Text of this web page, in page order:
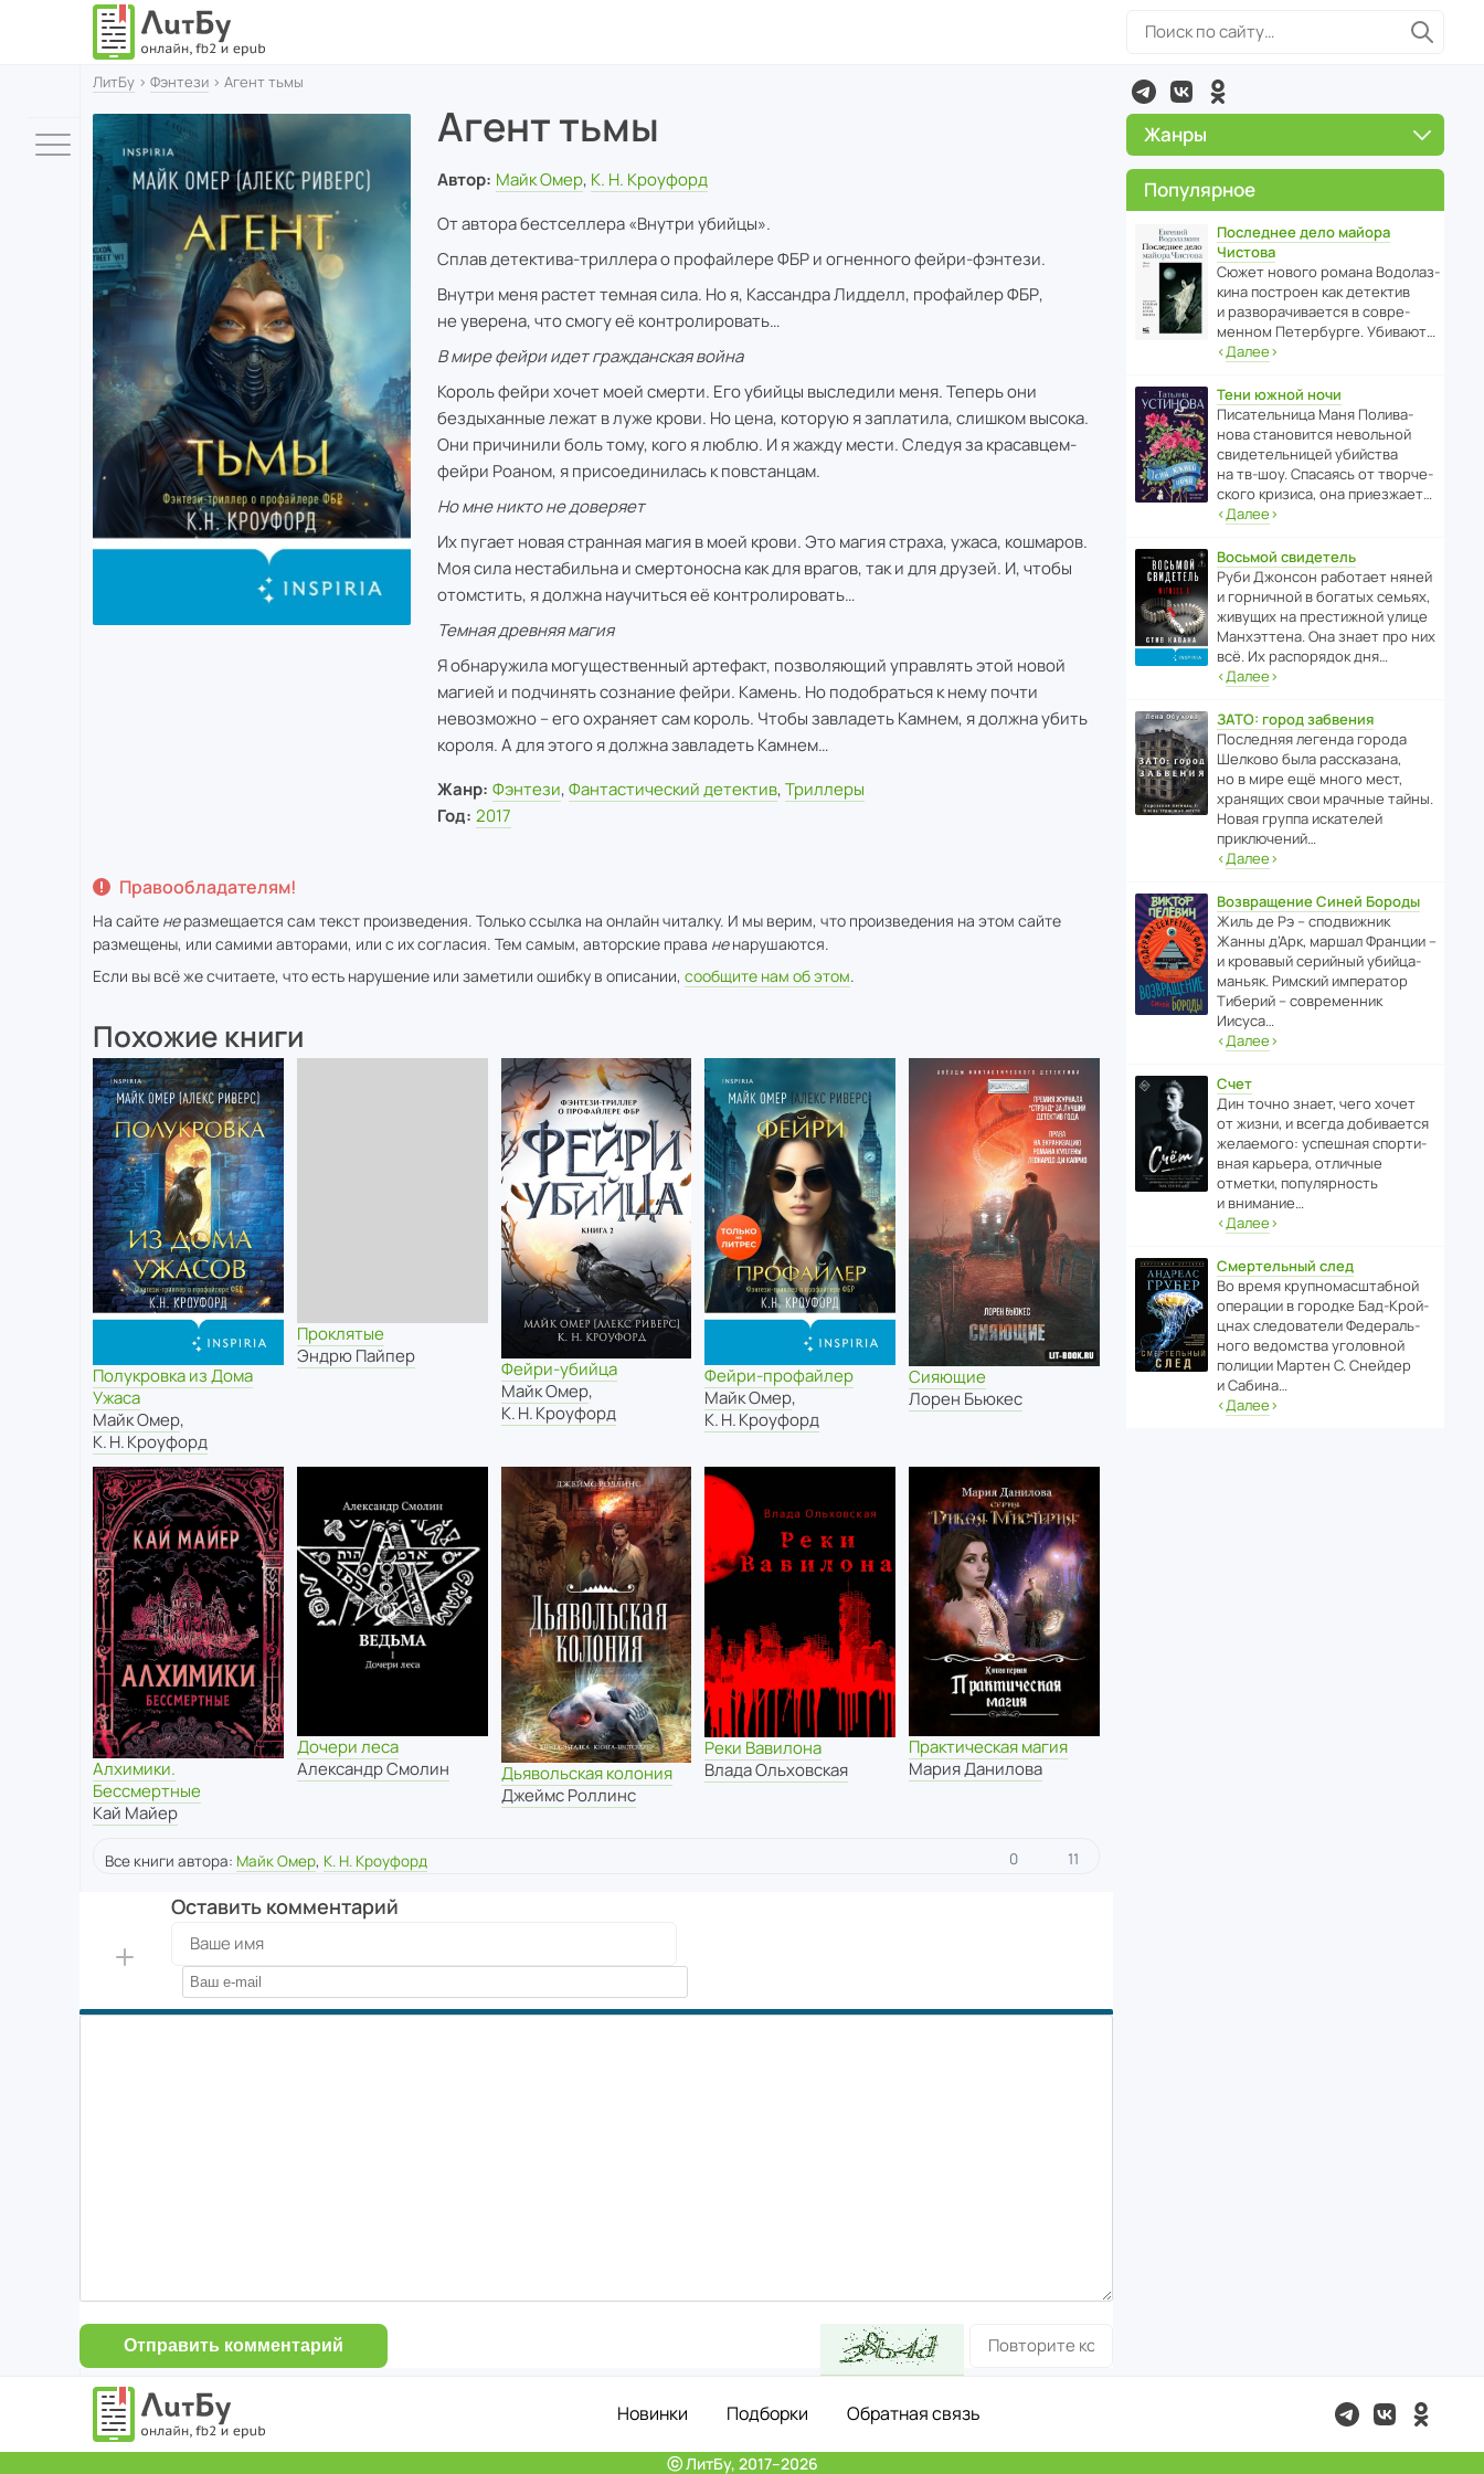
ЛитБу › Фэнтези › Агент тьмы
Агент тьмы
Автор: Майк Омер, К. Н. Кроуфорд
От автора бестселлера «Внутри убийцы».
Сплав детектива-триллера о профайлере ФБР и огненного фейри-фэнтези.
Внутри меня растет темная сила. Но я, Кассандра Лидделл, профайлер ФБР,
не уверена, что смогу её контролировать…
В мире фейри идет гражданская война
Король фейри хочет моей смерти. Его убийцы выследили меня. Теперь они
бездыханные лежат в луже крови. Но цена, которую я заплатила, слишком высока.
Они причинили боль тому, кого я люблю. И я жажду мести. Следуя за красавцем-
фейри Роаном, я присоединилась к повстанцам.
Но мне никто не доверяет
Их пугает новая странная магия в моей крови. Это магия страха, ужаса, кошмаров.
Моя сила нестабильна и смертоносна как для врагов, так и для друзей. И, чтобы
отомстить, я должна научиться её контролировать…
Темная древняя магия
Я обнаружила могущественный артефакт, позволяющий управлять этой новой
магией и подчинять сознание фейри. Камень. Но подобраться к нему почти
невозможно – его охраняет сам король. Чтобы завладеть Камнем, я должна убить
короля. А для этого я должна завладеть Камнем…
Жанр: Фэнтези,Фантастический детектив,Триллеры
Год: 2017
Правообладателям!
На сайте неразмещается сам текст произведения. Только ссылка на онлайн читалку. И мы верим, что произведения на этом сайте
размещены, или самими авторами, или с их согласия. Тем самым, авторские права ненарушаются.
Если вы всё же считаете, что есть нарушение или заметили ошибку в описании, сообщите нам об этом.
Похожие книги
Полукровка из Дома
Ужаса
Майк Омер,
К. Н. Кроуфорд
Проклятые
Эндрю Пайпер
Фейри-убийца
Майк Омер,
К. Н. Кроуфорд
Фейри-профайлер
Майк Омер,
К. Н. Кроуфорд
Сияющие
Лорен Бьюкес
Алхимики.
Бессмертные
Кай Майер
Дочери леса
Александр Смолин
Дьявольская колония
Джеймс Роллинс
Реки Вавилона
Влада Ольховская
Практическая магия
Мария Данилова
Все книги автора: Майк Омер, К. Н. Кроуфорд 0 11
Оставить комментарий
Отправить комментарий
Жанры
Популярное
Последнее дело майора
Чистова
Сюжет нового романа Водо­ла­з­
кина пост­роен как дете­ктив
и разво­ра­чи­ва­ется в совре­
менном Пете­р­бурге. Убивают…
‹Далее›
Тени южной ночи
Писа­тель­ница Маня Поли­ва­
нова стано­вится невольной
свиде­тель­ницей убийства
на тв-шоу. Спасаясь от твор­че­
с­кого кризиса, она приезжает…
‹Далее›
Восьмой свидетель
Руби Джонсон рабо­тает няней
и горни­чной в богатых семьях,
живущих на прес­ти­жной улице
Манх­эт­тена. Она знает про них
всё. Их распо­рядок дня…
‹Далее›
ЗАТО: город забвения
После­дняя легенда города
Шелково была расска­зана,
но в мире ещё много мест,
хранящих свои мрачные тайны.
Новая группа иска­телей
приключений…
‹Далее›
Возвращение Синей Бороды
Жиль де Рэ – спод­ви­жник
Жанны д’Арк, маршал Франции –
и кровавый серийный убийца-
маньяк. Римский импе­ратор
Тиберий – совре­менник
Иисуса…
‹Далее›
Счет
Дин точно знает, чего хочет
от жизни, и всегда доби­ва­ется
жела­е­мого: успе­шная спор­ти­
вная карьера, отли­чные
отметки, попу­ля­р­ность
и внимание…
‹Далее›
Смертельный след
Во время круп­но­мас­ш­та­бной
операции в городке Бад‑Крой­
цнах следо­ва­тели Феде­раль­
ного ведомства уголо­вной
полиции Мартен С. Снейдер
и Сабина…
‹Далее›
Новинки Подборки Обратная связь
ⓒ ЛитБу, 2017–2026